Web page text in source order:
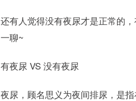
还有人觉得没有夜尿才是正常的
一聊~
有夜尿 VS 没有夜尿
夜尿，顾名思义为夜间排尿，是